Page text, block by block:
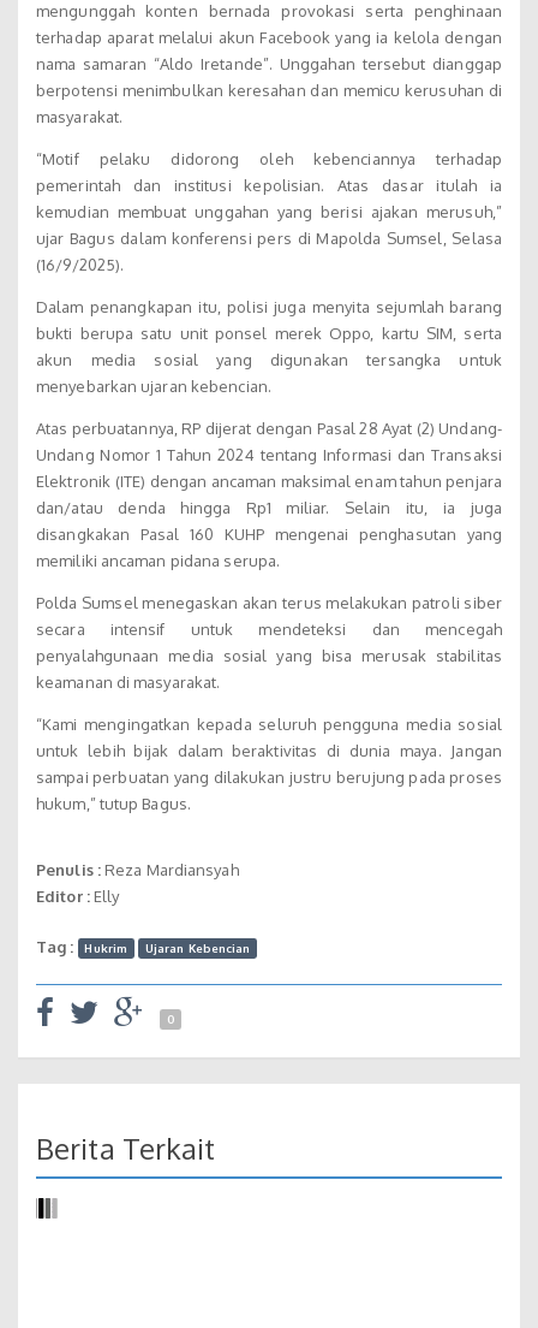
mengunggah konten bernada provokasi serta penghinaan
terhadap aparat melalui akun Facebook yang ia kelola dengan
nama samaran “Aldo Iretande”. Unggahan tersebut dianggap
berpotensi menimbulkan keresahan dan memicu kerusuhan di
masyarakat.
“Motif pelaku didorong oleh kebenciannya terhadap
pemerintah dan institusi kepolisian. Atas dasar itulah ia
kemudian membuat unggahan yang berisi ajakan merusuh,”
ujar Bagus dalam konferensi pers di Mapolda Sumsel, Selasa
(16/9/2025).
Dalam penangkapan itu, polisi juga menyita sejumlah barang
bukti berupa satu unit ponsel merek Oppo, kartu SIM, serta
akun media sosial yang digunakan tersangka untuk
menyebarkan ujaran kebencian.
Atas perbuatannya, RP dijerat dengan Pasal 28 Ayat (2) Undang-
Undang Nomor 1 Tahun 2024 tentang Informasi dan Transaksi
Elektronik (ITE) dengan ancaman maksimal enam tahun penjara
dan/atau denda hingga Rp1 miliar. Selain itu, ia juga
disangkakan Pasal 160 KUHP mengenai penghasutan yang
memiliki ancaman pidana serupa.
Polda Sumsel menegaskan akan terus melakukan patroli siber
secara intensif untuk mendeteksi dan mencegah
penyalahgunaan media sosial yang bisa merusak stabilitas
keamanan di masyarakat.
“Kami mengingatkan kepada seluruh pengguna media sosial
untuk lebih bijak dalam beraktivitas di dunia maya. Jangan
sampai perbuatan yang dilakukan justru berujung pada proses
hukum,” tutup Bagus.
Penulis :Reza Mardiansyah
Editor :Elly
Tag : Hukrim Ujaran Kebencian
0
Berita Terkait